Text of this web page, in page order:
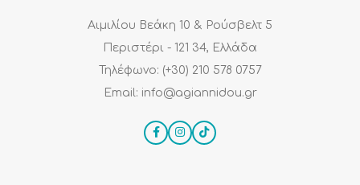
Αιμιλίου Βεάκη 10 & Ρούσβελτ 5
Περιστέρι - 121 34, Ελλάδα
Τηλέφωνο: (+30) 210 578 0757
Email: info@agiannidou.gr